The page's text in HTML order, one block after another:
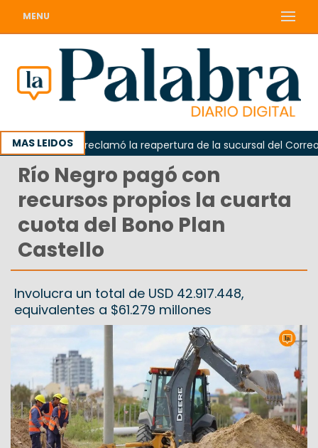
MENU
MAS LEIDOS
Odarda reclamó la reapertura de la sucursal del Correo
Río Negro pagó con
recursos propios la cuarta
cuota del Bono Plan
Castello
Involucra un total de USD 42.917.448,
equivalentes a $61.279 millones